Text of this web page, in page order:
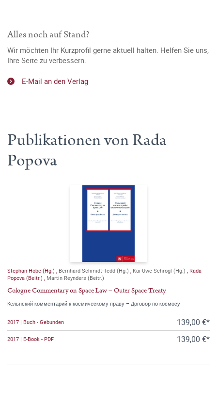
Alles noch auf Stand?
Wir möchten Ihr Kurzprofil gerne aktuell halten. Helfen Sie uns,
Ihre Seite zu verbessern.
E-Mail an den Verlag
Publikationen von Rada
Popova
Stephan Hobe (Hg.) Bernhard Schmidt-Tedd (Hg.) Kai-Uwe Schrogl (Hg.)
Rada
Popova (Beitr.)
Martin Reynders (Beitr.)
Cologne Commentary on Space Law – Outer Space Treaty
Кёльнский комментарий к космическому праву – Договор по космосу
2017 | Buch - Gebunden 139,00 €*
2017 | E-Book - PDF 139,00 €*